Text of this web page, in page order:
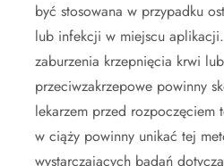
być stosowana w przypadku
lub infekcji w miejscu
zaburzenia krzepnięcia krwi
przeciwzakrzepowe powinny
lekarzem przed rozpoczęciem
w ciąży powinny unikać tej
wystarczających badań